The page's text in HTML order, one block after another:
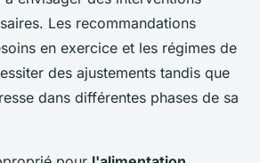
Les recommandations
en exercice et les régimes de
des ajustements tandis que
dans différentes phases de sa